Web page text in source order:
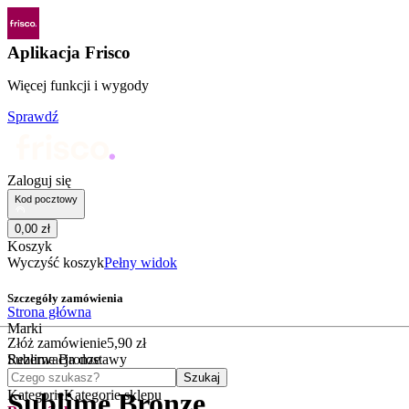
Aplikacja Frisco
Więcej funkcji i wygody
Sprawdź
Zaloguj się
Kod pocztowy
0,00 zł
Koszyk
Wyczyść koszykPełny widok
Szczegóły zamówienia
Złóż zamówienie5,90 zł
Rezerwacja dostawy
Czego szukasz?
Szukaj
KategorieKategorie sklepu
Strona główna
Marki
Sublime Bronze